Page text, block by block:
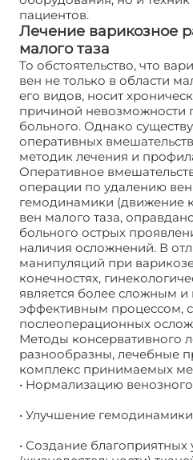
пациентов.
Лечение варикозное
малого таза
То обстоятельство, что
вен не только в области
его видов, носит
причиной невозможности
больного. Однако
оперативных
методик лечения и
Оперативное
операции по удалению
гемодинамики (движение
вен малого таза,
больного острых
наличия осложнений. В
манипуляций при
конечностях,
является более сложным и
эффективным процессом,
послеоперационных
Методы консервативного
разнообразны, лечебные
комплекс принимаемых
• Нормализацию венозного
• Улучшение
• Создание